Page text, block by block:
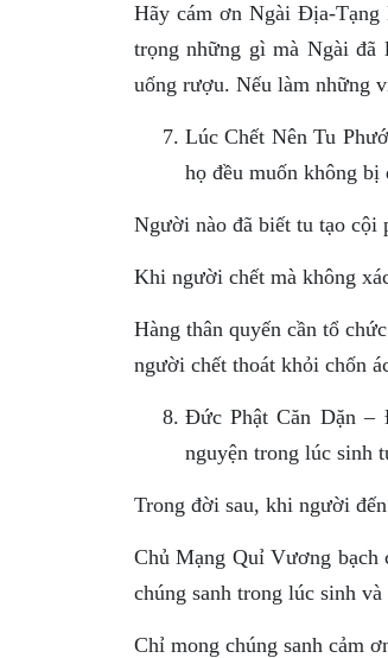
Hãy cám ơn Ngài Ðịa-Tạng
trọng những gì mà Ngài đã
uống rượu. Nếu làm những
Lúc Chết Nên Tu
họ đều muốn không bị
Người nào đã biết tu tạo cội
Khi người chết mà không
Hàng thân quyến cần tổ
người chết thoát khỏi chốn
Ðức Phật Căn Dặn
nguyện trong lúc sinh
Trong đời sau, khi người
Chủ Mạng Quỉ Vương
chúng sanh trong lúc sinh
Chỉ mong chúng sanh cảm